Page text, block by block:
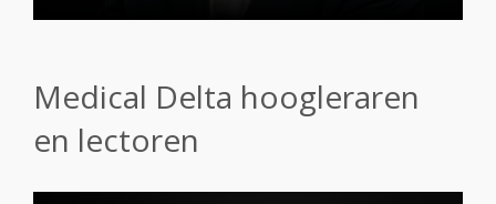
Medical Delta hoogleraren
en lectoren